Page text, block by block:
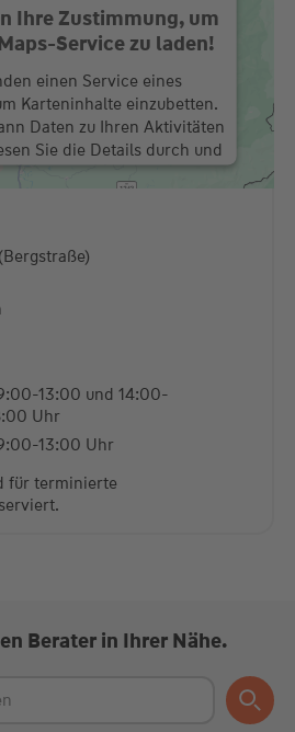
Ihre Zustimmung, um
Service zu laden!
einen Service eines
Karteninhalte einzubetten.
Daten zu Ihren Aktivitäten
Sie die Details durch und
Nutzung des Service zu, um
Karte anzuzeigen.
13:00 und 14:00-
Uhr
13:00 Uhr
für terminierte
Berater in Ihrer Nähe.